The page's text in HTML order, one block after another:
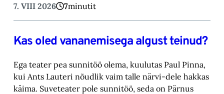
7. VIII 2026 7minutit
Kas oled vananemisega algust teinud?
Ega teater pea sunnitöö olema, kuulutas Paul Pinna,
kui Ants Lauteri nõudlik vaim talle närvi-‎dele hakkas
käima. Suveteater pole sunnitöö, seda on Pärnus